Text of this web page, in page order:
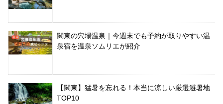
関東の穴場温泉｜今週末でも予約が取りやすい温
泉宿を温泉ソムリエが紹介
【関東】猛暑を忘れる！本当に涼しい厳選避暑地
TOP10